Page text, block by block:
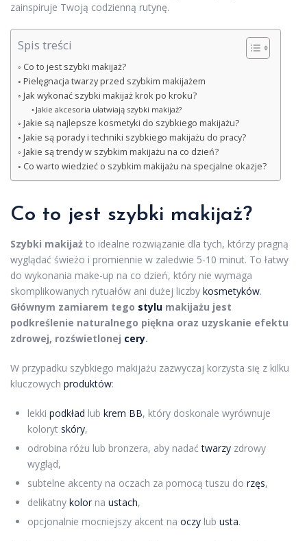
zainspiruje Twoją codzienną rutynę.
Spis treści
Co to jest szybki makijaż?
Pielęgnacja twarzy przed szybkim makijażem
Jak wykonać szybki makijaż krok po kroku?
Jakie akcesoria ułatwiają szybki makijaż?
Jakie są najlepsze kosmetyki do szybkiego makijażu?
Jakie są porady i techniki szybkiego makijażu do pracy?
Jakie są trendy w szybkim makijażu na co dzień?
Co warto wiedzieć o szybkim makijażu na specjalne okazje?
Co to jest szybki makijaż?
Szybki makijaż to idealne rozwiązanie dla tych, którzy pragną
wyglądać świeżo i promiennie w zaledwie 5-10 minut. To łatwy
do wykonania make-up na co dzień, który nie wymaga
skomplikowanych rytuałów ani dużej liczby kosmetyków.
Głównym zamiarem tego stylu makijażu jest
podkreślenie naturalnego piękna oraz uzyskanie efektu
zdrowej, rozświetlonej cery.
W przypadku szybkiego makijażu zazwyczaj korzysta się z kilku
kluczowych produktów:
lekki podkład lub krem BB, który doskonale wyrównuje
koloryt skóry,
odrobina różu lub bronzera, aby nadaćtwarzy zdrowy
wygląd,
subtelne akcenty na oczach za pomocą tuszu do rzęs,
delikatny kolor na ustach,
opcjonalnie mocniejszy akcent na oczy lub usta.